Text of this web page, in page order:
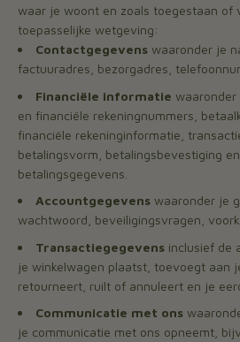
waar je woont en zoals toegestaan of
toepasselijke wetgeving:
Contactgegevens waaronder je
factuuradres, bezorgadres,
Financiële informatie
en financiële rekeningnummers,
financiële rekeninginformatie,
betalingsvorm, betalingsbevestiging
betalingsgegevens.
Accountgegevens waaronder je
wachtwoord, beveiligingsvragen,
Transactiegegevens inclusief de
je winkelwagen plaatst, toevoegt aan
retourneert, ruilt of annuleert en je
Communicatie met ons
je communicatie met ons opneemt,